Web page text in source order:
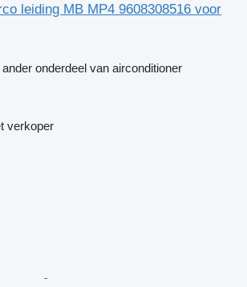
leiding MB MP4 9608308516 voor
onderdeel van airconditioner
verkoper